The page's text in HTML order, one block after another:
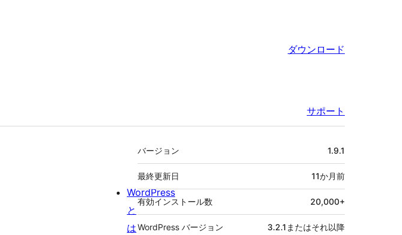
ダウンロード
サポート
メ
タ
バージョン 1.9.1
最終更新日 11か月前
有効インストール数 20,000+
WordPress バージョン 3.2.1またはそれ以降
WordPress
と
は